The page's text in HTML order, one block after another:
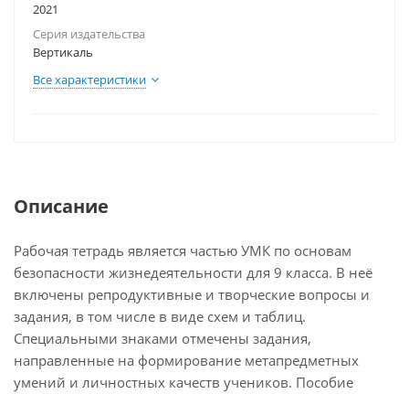
2021
Серия издательства
Вертикаль
Все характеристики
Описание
Рабочая тетрадь является частью УМК по основам
безопасности жизнедеятельности для 9 класса. В неё
включены репродуктивные и творческие вопросы и
задания, в том числе в виде схем и таблиц.
Специальными знаками отмечены задания,
направленные на формирование метапредметных
умений и личностных качеств учеников. Пособие